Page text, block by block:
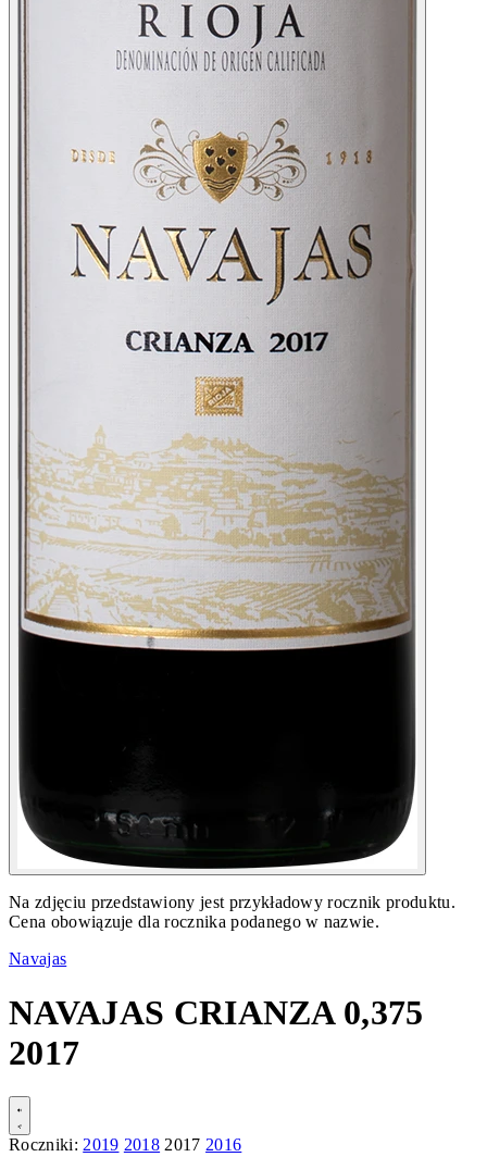
Na zdjęciu przedstawiony jest przykładowy rocznik produktu.
Cena obowiązuje dla rocznika podanego w nazwie.
Navajas
NAVAJAS CRIANZA 0,375
2017
Roczniki: 2019 2018 2017 2016